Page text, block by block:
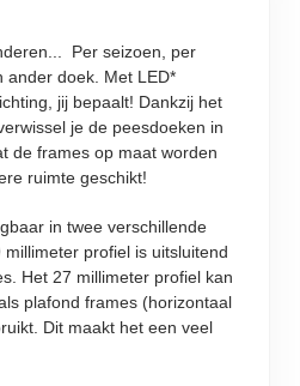
Per seizoen, per
ander doek. Met LED*
jij bepaalt! Dankzij het
je de peesdoeken in
de frames op maat worden
ruimte geschikt!
in twee verschillende
profiel is uitsluitend
Het 27 millimeter profiel kan
plafond frames (horizontaal
Dit maakt het een veel